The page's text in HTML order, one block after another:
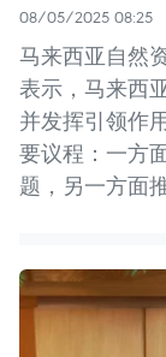
08/05/2025 08:25
马来西亚自然
表示，马来西
并发挥引领作
要议程：一方
题，另一方面